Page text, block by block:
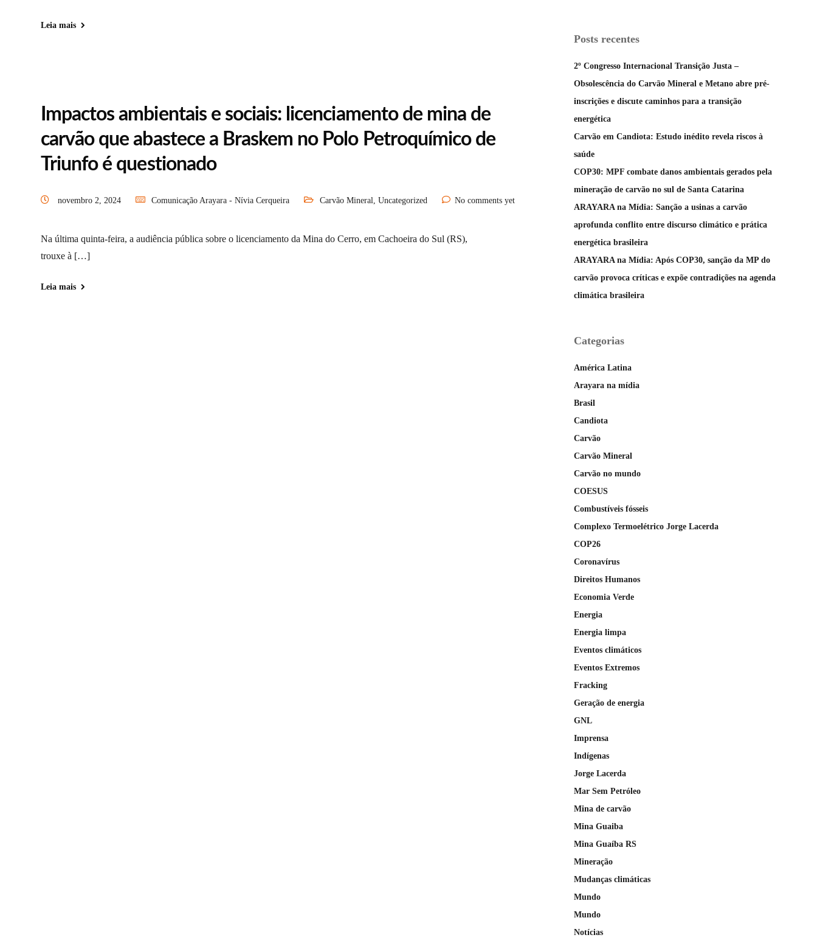
Leia mais
Impactos ambientais e sociais: licenciamento de mina de
carvão que abastece a Braskem no Polo Petroquímico de
Triunfo é questionado
novembro 2, 2024 Comunicação Arayara - Nívia Cerqueira Carvão Mineral, Uncategorized No comments yet
Na última quinta-feira, a audiência pública sobre o licenciamento da Mina do Cerro, em Cachoeira do Sul (RS),
trouxe à […]
Leia mais
Posts recentes
2º Congresso Internacional Transição Justa –
Obsolescência do Carvão Mineral e Metano abre pré-
inscrições e discute caminhos para a transição
energética
Carvão em Candiota: Estudo inédito revela riscos à
saúde
COP30: MPF combate danos ambientais gerados pela
mineração de carvão no sul de Santa Catarina
ARAYARA na Mídia: Sanção a usinas a carvão
aprofunda conflito entre discurso climático e prática
energética brasileira
ARAYARA na Mídia: Após COP30, sanção da MP do
carvão provoca críticas e expõe contradições na agenda
climática brasileira
Categorias
América Latina
Arayara na mídia
Brasil
Candiota
Carvão
Carvão Mineral
Carvão no mundo
COESUS
Combustíveis fósseis
Complexo Termoelétrico Jorge Lacerda
COP26
Coronavírus
Direitos Humanos
Economia Verde
Energia
Energia limpa
Eventos climáticos
Eventos Extremos
Fracking
Geração de energia
GNL
Imprensa
Indígenas
Jorge Lacerda
Mar Sem Petróleo
Mina de carvão
Mina Guaiba
Mina Guaíba RS
Mineração
Mudanças climáticas
Mundo
Mundo
Notícias